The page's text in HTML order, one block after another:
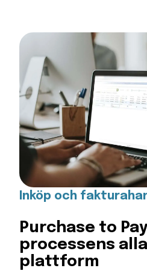
Inköp och
Purchase to
processens
plattform